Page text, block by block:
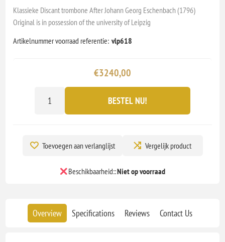
Klassieke Discant trombone After Johann Georg Eschenbach (1796)
Original is in possession of the university of Leipzig
Artikelnummer voorraad referentie: vlp618
€3240,00
BESTEL NU!
Toevoegen aan verlanglijst Vergelijk product
Beschikbaarheid::Niet op voorraad
Overview Specifications Reviews Contact Us